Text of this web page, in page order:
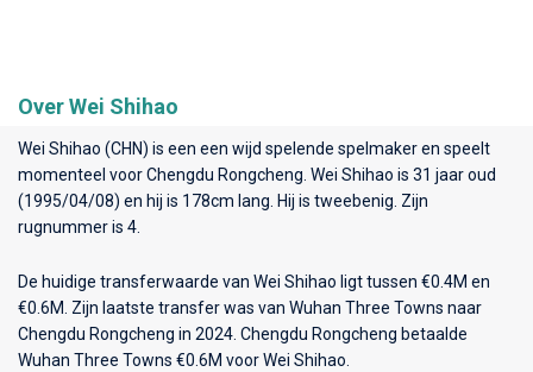
Over Wei Shihao
Wei Shihao (CHN) is een een wijd spelende spelmaker en speelt
momenteel voorChengdu Rongcheng . Wei Shihao is 31 jaar oud
(1995/04/08) en hij is 178cm lang. Hij is tweebenig. Zijn
rugnummer is 4.
De huidige transferwaarde van Wei Shihao ligt tussen €0.4M en
€0.6M. Zijn laatste transfer was van Wuhan Three Towns naar
Chengdu Rongcheng in 2024. Chengdu Rongcheng betaalde
Wuhan Three Towns €0.6M voor Wei Shihao.